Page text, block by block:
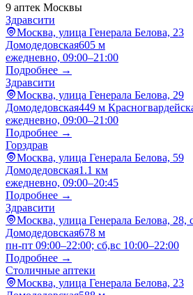
9 аптек Москвы
Здравсити
Москва, улица Генерала Белова, 23
Домодедовская605 м
ежедневно, 09:00–21:00
Подробнее →
Здравсити
Москва, улица Генерала Белова, 29
Домодедовская449 м
ежедневно, 09:00–21:00
Подробнее →
Горздрав
Москва, улица Генерала Белова, 59
Домодедовская1.1 км
ежедневно, 09:00–20:45
Подробнее →
Здравсити
Москва, улица Генерала Белова, 28,
Домодедовская678 м
пн-пт 09:00–22:00; сб,вс 10:00–22:00
Подробнее →
Столичные аптеки
Москва, улица Генерала Белова, 23